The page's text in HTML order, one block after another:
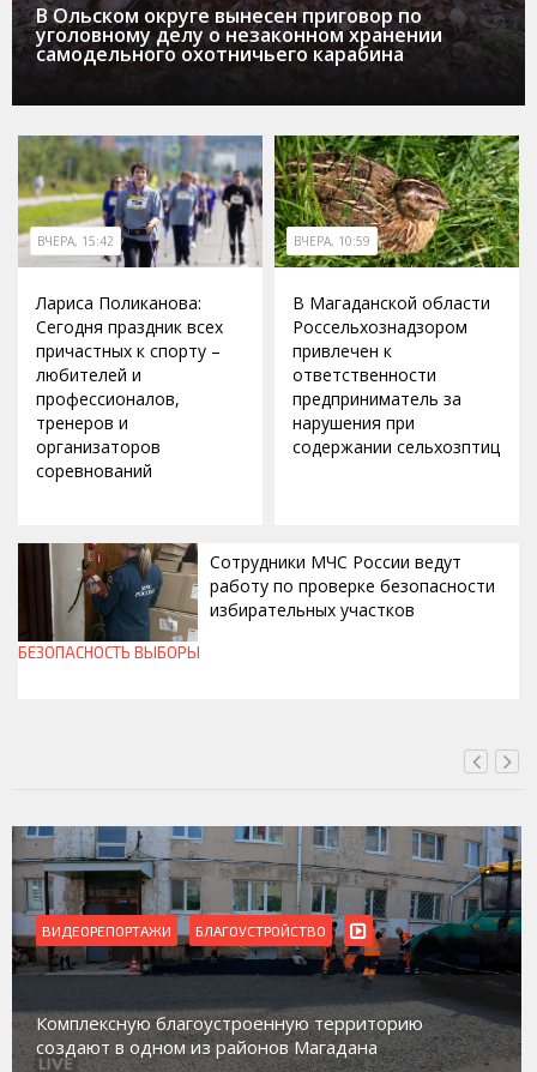
В Ольском округе вынесен приговор по
уголовному делу о незаконном хранении
самодельного охотничьего карабина
ВЧЕРА, 15:42
Лариса Поликанова:
Сегодня праздник всех
причастных к спорту –
любителей и
профессионалов,
тренеров и
организаторов
соревнований
ВЧЕРА, 10:59
В Магаданской области
Россельхознадзором
привлечен к
ответственности
предприниматель за
нарушения при
содержании сельхозптиц
Сотрудники МЧС России ведут
работу по проверке безопасности
избирательных участков
БЕЗОПАСНОСТЬ ВЫБОРЫ
ВИДЕОРЕПОРТАЖИ
Магадан присоединился к пилотному проекту по
работе с несовершеннолетними из групп
социального риска «Переправа»